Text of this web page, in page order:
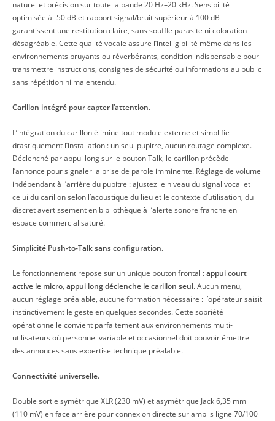
naturel et précision sur toute la bande 20 Hz–20 kHz. Sensibilité
optimisée à -50 dB et rapport signal/bruit supérieur à 100 dB
garantissent une restitution claire, sans souffle parasite ni coloration
désagréable. Cette qualité vocale assure l’intelligibilité même dans les
environnements bruyants ou réverbérants, condition indispensable pour
transmettre instructions, consignes de sécurité ou informations au public
sans répétition ni malentendu.
Carillon intégré pour capter l’attention.
L’intégration du carillon élimine tout module externe et simplifie
drastiquement l’installation : un seul pupitre, aucun routage complexe.
Déclenché par appui long sur le bouton Talk, le carillon précède
l’annonce pour signaler la prise de parole imminente. Réglage de volume
indépendant à l’arrière du pupitre : ajustez le niveau du signal vocal et
celui du carillon selon l’acoustique du lieu et le contexte d’utilisation, du
discret avertissement en bibliothèque à l’alerte sonore franche en
espace commercial saturé.
Simplicité Push-to-Talk sans configuration.
Le fonctionnement repose sur un unique bouton frontal :appui court
active le micro, appui long déclenche le carillon seul. Aucun menu,
aucun réglage préalable, aucune formation nécessaire : l’opérateur saisit
instinctivement le geste en quelques secondes. Cette sobriété
opérationnelle convient parfaitement aux environnements multi-
utilisateurs où personnel variable et occasionnel doit pouvoir émettre
des annonces sans expertise technique préalable.
Connectivité universelle.
Double sortie symétrique XLR (230 mV) et asymétrique Jack 6,35 mm
(110 mV) en face arrière pour connexion directe sur amplis ligne 70/100